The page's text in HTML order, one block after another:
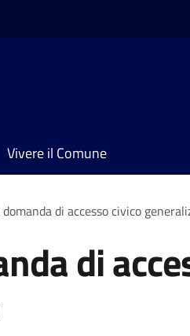
Vivere il Comune
di accesso civico
di